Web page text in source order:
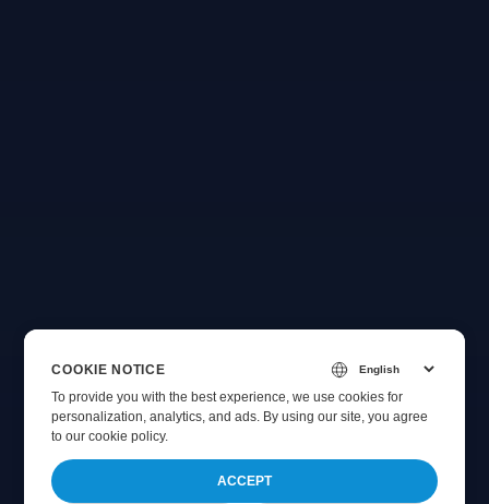
COOKIE NOTICE
To provide you with the best experience, we use cookies for
personalization, analytics, and ads. By using our site, you agree
toour cookie policy.
ACCEPT